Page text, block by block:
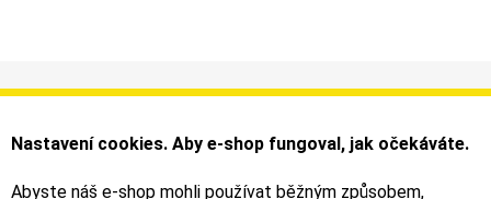
Informace
Obchodní podmínky
Můj účet
Faktury
Nastavení cookies. Aby e-shop fungoval, jak očekáváte.
Abyste náš e-shop mohli používat běžným způsobem,